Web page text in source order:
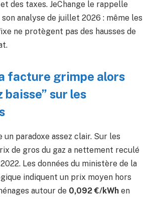
des taxes. JeChange le rappelle
analyse de juillet 2026 : même les
ne protègent pas des hausses de
facture grimpe alors
baisse” sur les
un paradoxe assez clair. Sur les
de gros du gaz a nettement reculé
Les données du ministère de la
indiquent un prix moyen hors
autour de 0,092 €/kWh en